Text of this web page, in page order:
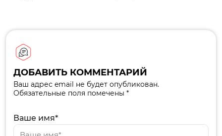
ДОБАВИТЬ КОММЕНТАРИЙ
Ваш адрес email не будет опубликован.
Обязательные поля помечены *
Ваше имя*